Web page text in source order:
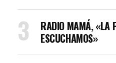
RADIO MAMÁ, «LA
ESCUCHAMOS»